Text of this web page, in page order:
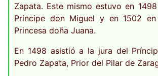
Zapata. Este mismo estuvo en
Príncipe don Miguel y en 1502
Princesa doña Juana.
En 1498 asistió a la jura del
Pedro Zapata, Prior del Pilar de